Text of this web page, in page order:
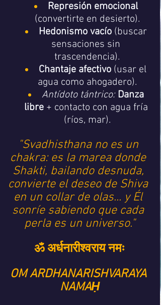
Represión emocional
(convertirte en desierto).
Hedonismo vacío (buscar
sensaciones sin
trascendencia).
Chantaje afectivo (usar el
agua como ahogadero).
Antídoto tántrico: Danza
libre + contacto con agua fría
(ríos, mar).
"Svadhisthana no es un
chakra: es la marea donde
Shakti, bailando desnuda,
convierte el deseo de Shiva
en un collar de olas... y Él
sonríe sabiendo que cada
perla es un universo."
ॐ अर्धनारीश्वराय नमः
OM ARDHANARISHVARAYA
NAMAḤ